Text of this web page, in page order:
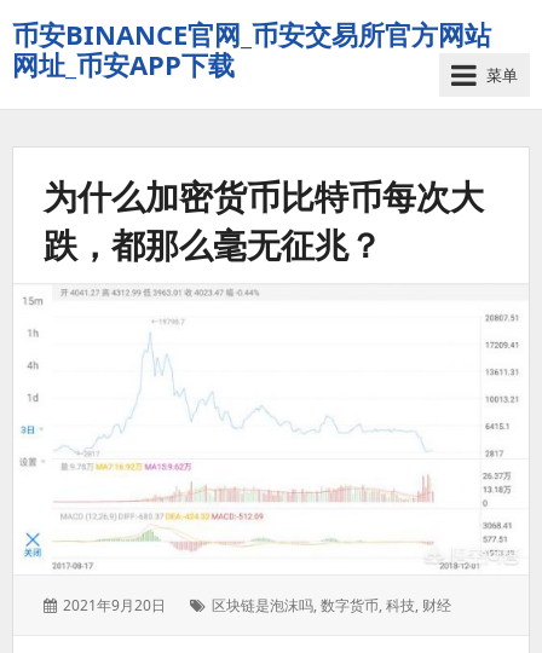
币安BINANCE官网_币安交易所官方网站
网址_币安APP下载
菜单
为什么加密货币比特币每次大
跌，都那么毫无征兆？
发
2021年9月20日
标
区块链是泡沫吗,数字货币,科技, 财经